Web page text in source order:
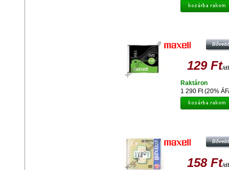
129 Ft/
1 290 Ft (20%
Raktáron
158 Ft/